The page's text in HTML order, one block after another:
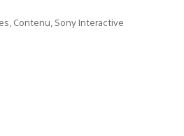
Contenu, Sony Interactive